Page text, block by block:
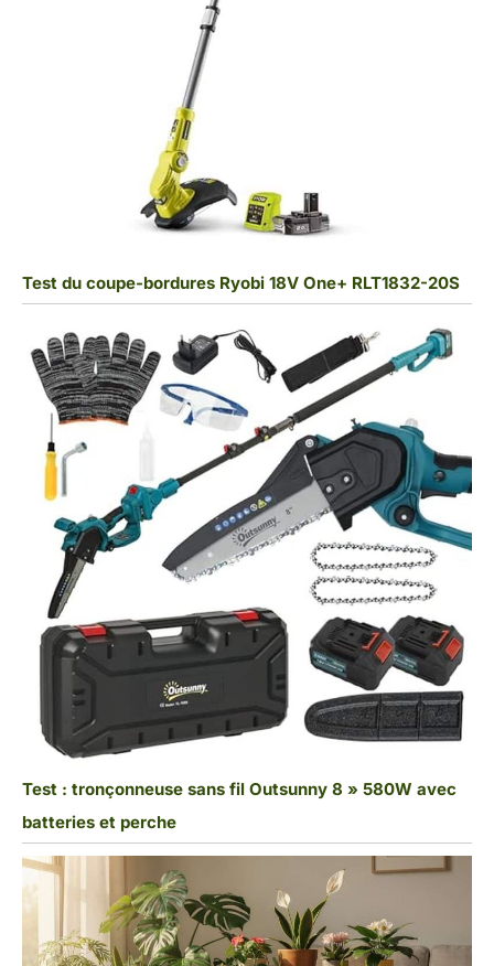
Test du coupe-bordures Ryobi 18V One+ RLT1832-20S
Test : tronçonneuse sans fil Outsunny 8 » 580W avec
batteries et perche